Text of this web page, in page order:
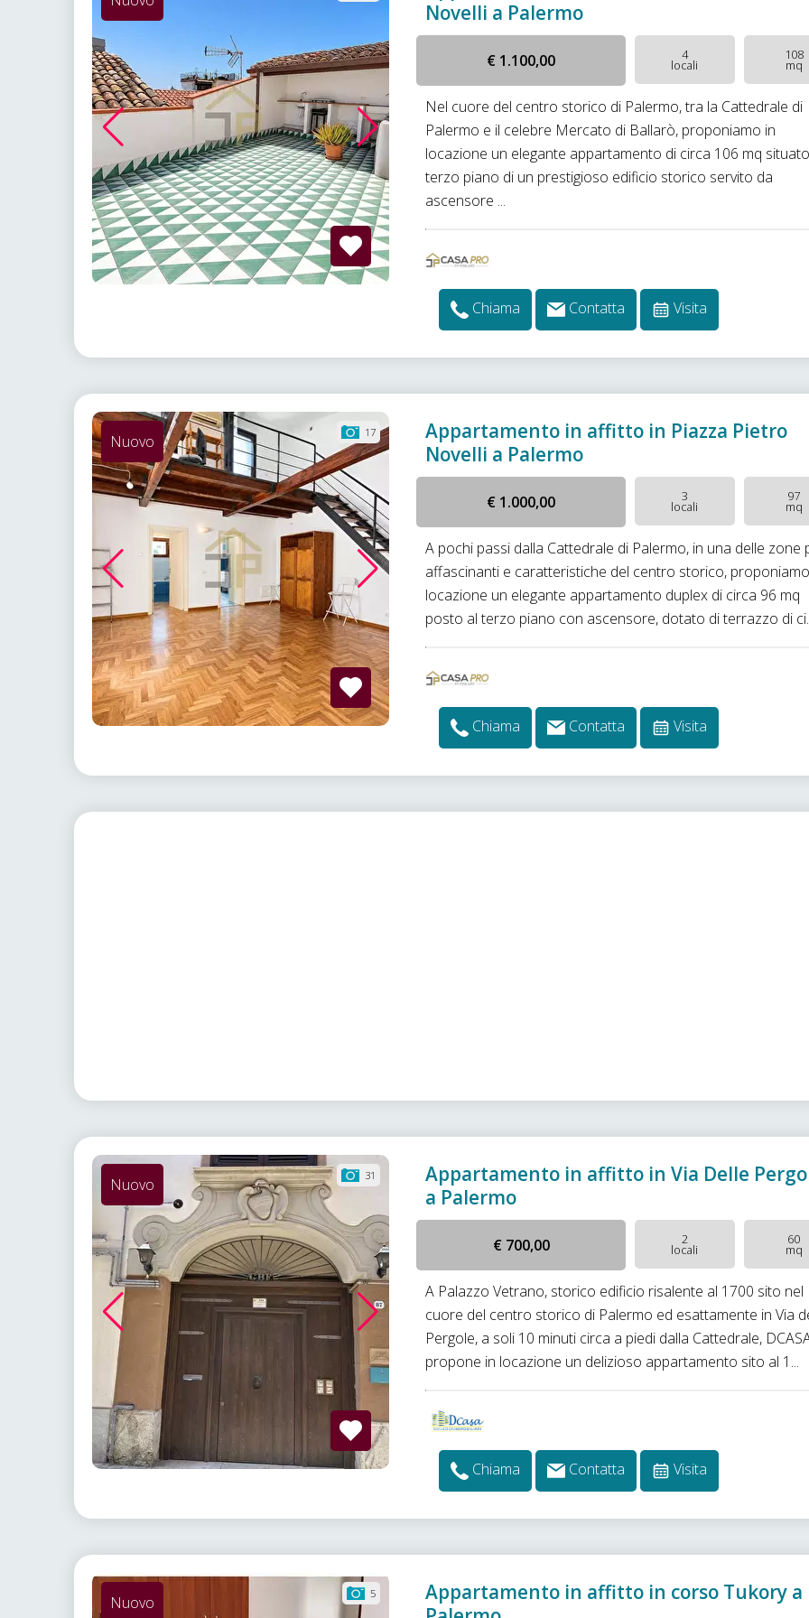
Novelli a Palermo
€ 1.100,00 4
locali
108
mq
Nel cuore del centro storico di Palermo, tra la Cattedrale di
Palermo e il celebre Mercato di Ballarò, proponiamo in
locazione un elegante appartamento di circa 106 mq
terzo piano di un prestigioso edificio storico servito da
ascensore ...
Chiama Contatta Visita
17
Nuovo
Appartamento in affitto in Piazza Pietro
Novelli a Palermo
€ 1.000,00 3
locali
97
mq
A pochi passi dalla Cattedrale di Palermo, in una delle zone
affascinanti e caratteristiche del centro storico,
locazione un elegante appartamento duplex di circa 96 mq
posto al terzo piano con ascensore, dotato di terrazzo di
Chiama Contatta Visita
31
Nuovo
Appartamento in affitto in Via Delle
a Palermo
€ 700,00 2
locali
60
mq
A Palazzo Vetrano, storico edificio risalente al 1700 sito nel
cuore del centro storico di Palermo ed esattamente in Via
Pergole, a soli 10 minuti circa a piedi dalla Cattedrale,
propone in locazione un delizioso appartamento sito al 1...
Chiama Contatta Visita
5
Nuovo
Appartamento in affitto in corso Tukory a